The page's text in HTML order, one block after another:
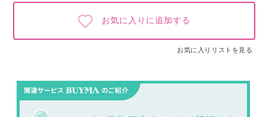
お気に入りに追加する
お気に入りリストを見る